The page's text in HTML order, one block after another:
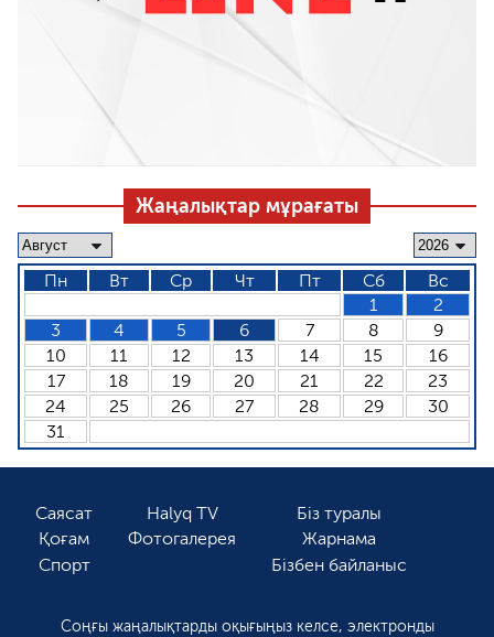
Жаңалықтар мұрағаты
Пн Вт Ср Чт Пт Сб
Вс
1
2
3
4 5 6 7 8
9
10
11 12 13 14 15
16
17
18 19 20 21 22
23
24
25 26 27 28 29
30
31
Саясат
Қоғам
Спорт
Halyq TV
Фотогалерея
Біз туралы
Жарнама
Бізбен байланыс
Соңғы жаңалықтарды оқығыңыз келсе, электронды